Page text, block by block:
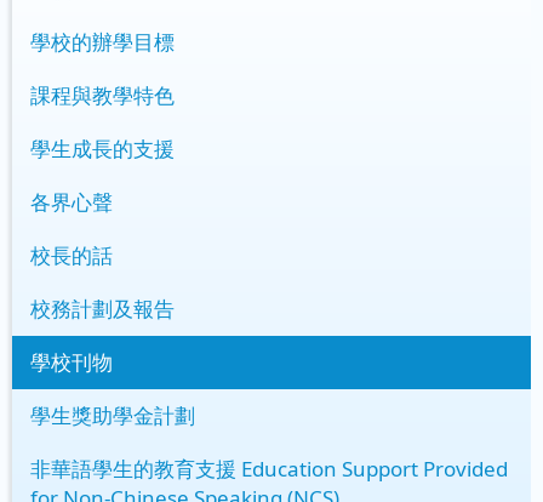
學校的辦學目標
課程與教學特色
學生成長的支援
各界心聲
校長的話
校務計劃及報告
學校刊物
學生獎助學金計劃
非華語學生的教育支援 Education Support Provided